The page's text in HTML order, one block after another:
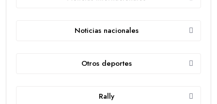
Noticias nacionales
Otros deportes
Rally